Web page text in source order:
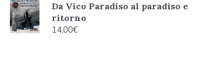
Da Vico Paradiso al paradiso e
ritorno
14,00€